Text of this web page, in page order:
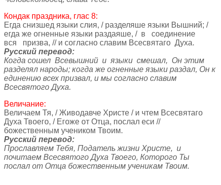
Кондак праздника, глас 8:
Егда снизшед языки слия, / разделяше языки Вышний; /
егда же огненные языки раздаяше, / в соединение
вся призва, // и согласно славим Всесвятаго Духа.
Русский перевод:
Когда сошел Всевышний и языки смешал, Он этим
разделял народы; когда же огненные языки раздал, Он к
единению всех призвал, и мы согласно славим
Всесвятого Духа.
Величание:
Величаем Тя, / Живодавче Христе / и чтем Всесвятаго
Духа Твоего, / Егоже от Отца, послал еси //
божественным учеником Твоим.
Русский перевод:
Прославляем Тебя, Податель жизни Христе, и
почитаем Всесвятого Духа Твоего, Которого Ты
послал от Отца божественным ученикам Твоим.